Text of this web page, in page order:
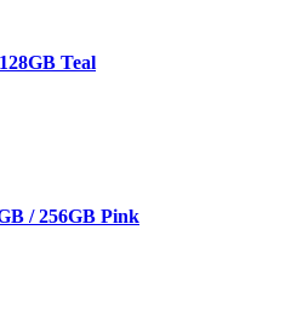
Teal
/ 256GB Pink